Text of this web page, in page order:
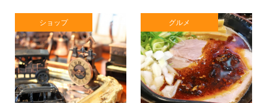
ショップ グルメ